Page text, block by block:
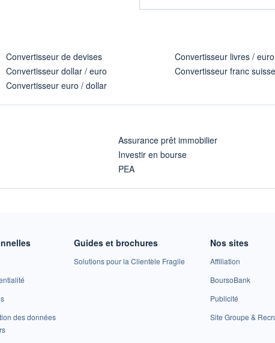
Convertisseur de devises
Convertisseur dollar / euro
Convertisseur euro / dollar
Convertisseur livres / euro
Convertisseur franc
Assurance prêt immobilier
Investir en bourse
PEA
des données
Guides et brochures
Solutions pour la Clientèle Fragile
Nos sites
Affiliation
BoursoBank
Publicité
Site Groupe &